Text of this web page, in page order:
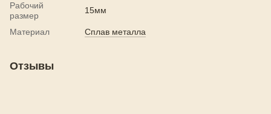
Рабочий
размер
15мм
Материал Сплав металла
Отзывы